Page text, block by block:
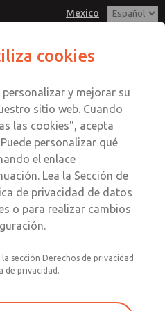
Mexico
Cuenta
Registrarse
Inscribirse
por correo
al Cliente
ROSS
Tecnico
ROSS
cookies
y mejorar su
sitio web. Cuando
las cookies", acepta
personalizar qué
el enlace
Lea la Sección de
de privacidad de datos
o para realizar cambios
sección Derechos de privacidad
de privacidad.